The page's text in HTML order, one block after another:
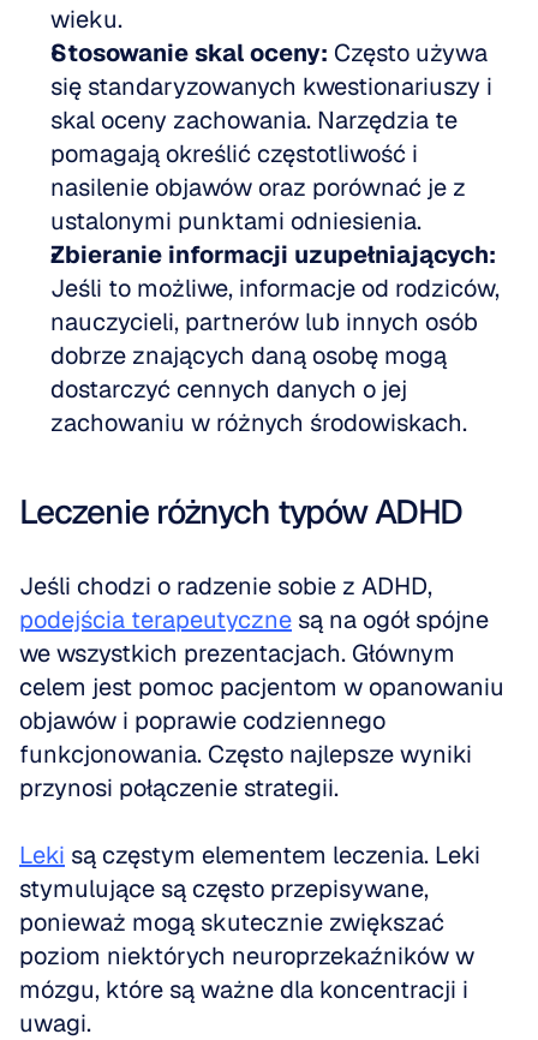
wieku.
Stosowanie skal oceny: Często używa
się standaryzowanych kwestionariuszy i
skal oceny zachowania. Narzędzia te
pomagają określić częstotliwość i
nasilenie objawów oraz porównać je z
ustalonymi punktami odniesienia.
Zbieranie informacji uzupełniających:
Jeśli to możliwe, informacje od rodziców,
nauczycieli, partnerów lub innych osób
dobrze znających daną osobę mogą
dostarczyć cennych danych o jej
zachowaniu w różnych środowiskach.
Leczenie różnych typów ADHD
podejścia terapeutyczne są na ogół spójne
we wszystkich prezentacjach. Głównym
celem jest pomoc pacjentom w opanowaniu
objawów i poprawie codziennego
funkcjonowania. Często najlepsze wyniki
przynosi połączenie strategii.
Leki są częstym elementem leczenia. Leki
stymulujące są często przepisywane,
ponieważ mogą skutecznie zwiększać
poziom niektórych neuroprzekaźników w
mózgu, które są ważne dla koncentracji i
uwagi.